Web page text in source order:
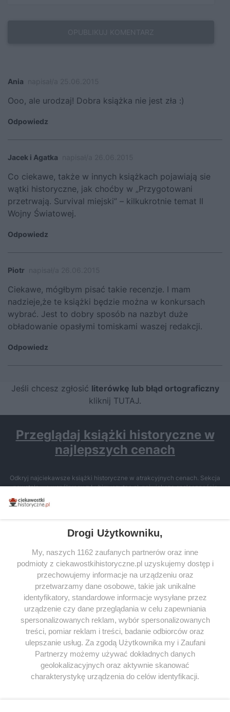
Ania
Ooo, ale urodzaj! Dobra książka nie jest zła :)
Odpowiedz
Jacek i Agatka
Co ciekawe, także w innych książkach pojawiają sie
wątki historyczne, jak choćby w „Przygotowani
przetrwają. Survival miejski” – kilkukrotnie temat II
Wojny Światowej.
Odpowiedz
Piotr
Ciekawe, mógłbym pisać takie recenzje. I mam
nadzieje,że te książki będzie można w konkursach
wybrać. Jest to dobry sposób na nazbyt duże
obładowanie opasłymi tomiskami waszej redakcji.
Odpowiedz
Jeśli chcesz zgłosić literówkę lub błąd ortograficzny
kliknij TUTAJ.
Przeglądaj książki historyczne w
najlepszych cenach
Odkryj najciekawsze książki historyczne w atrakcyjnych cenach. Sekcja
powstała we współpracy z Lubimyczytac.pl, największą społecznością
miłośników literatury w Polsce – dzięki temu możesz wybierać spośród
tytułów najwyżej ocenianych przez czytelników.
SERWIS
SPOŁECZNOŚĆ
WSPÓŁPRACA
KONTAKT
ODWIEDŹ RÓWNIEŻ:
Drogi Użytkowniku,
My, naszych 1162 zaufanych partnerów oraz inne
podmioty z ciekawostkihistoryczne.pl uzyskujemy dostęp i
przechowujemy informacje na urządzeniu oraz
przetwarzamy dane osobowe, takie jak unikalne
identyfikatory, standardowe informacje wysyłane przez
urządzenie czy dane przeglądania w celu zapewniania
spersonalizowanych reklam, wybór spersonalizowanych
treści, pomiar reklam i treści, badanie odbiorców oraz
ulepszanie usług. Za zgodą Użytkownika my i Zaufani
Partnerzy możemy używać dokładnych danych
geolokalizacyjnych oraz aktywnie skanować
charakterystykę urządzenia do celów identyfikacji.